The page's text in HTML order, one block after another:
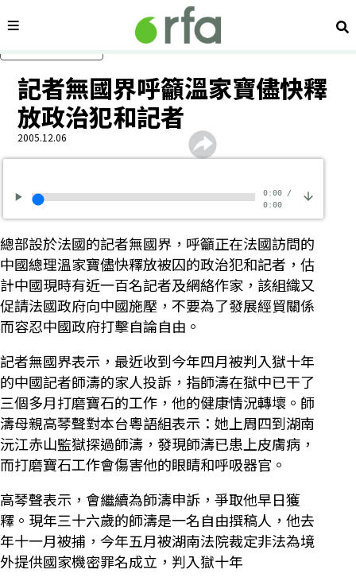
內容分類 搜
記者無國界呼籲溫家寶儘快釋
放政治犯和記者
2005.12.06
0:00/
0:00
總部設於法國的記者無國界，呼籲正在法國訪問的
中國總理溫家寶儘快釋放被囚的政治犯和記者，估
計中國現時有近一百名記者及網絡作家，該組織又
促請法國政府向中國施壓，不要為了發展經貿關係
而容忍中國政府打擊自論自由。
記者無國界表示，最近收到今年四月被判入獄十年
的中國記者師濤的家人投訴，指師濤在獄中已干了
三個多月打磨寶石的工作，他的健康情況轉壞。師
濤母親高琴聲對本台粵語組表示：她上周四到湖南
沅江赤山監獄探過師濤，發現師濤已患上皮膚病，
而打磨寶石工作會傷害他的眼睛和呼吸器官。
高琴聲表示，會繼續為師濤申訴，爭取他早日獲
釋。現年三十六歲的師濤是一名自由撰稿人，他去
年十一月被捕，今年五月被湖南法院裁定非法為境
外提供國家機密罪名成立，判入獄十年